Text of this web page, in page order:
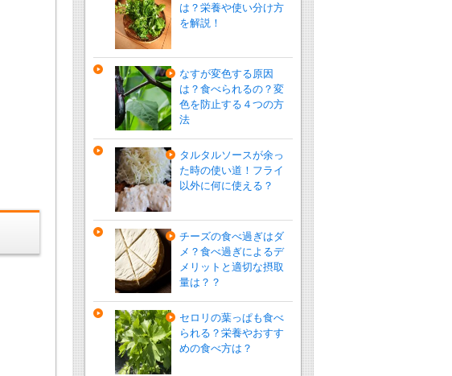
は？栄養や使い分け方
を解説！
なすが変色する原因
は？食べられるの？変
色を防止する４つの方
法
タルタルソースが余っ
た時の使い道！フライ
以外に何に使える？
チーズの食べ過ぎはダ
メ？食べ過ぎによるデ
メリットと適切な摂取
量は？？
セロリの葉っぱも食べ
られる？栄養やおすす
めの食べ方は？